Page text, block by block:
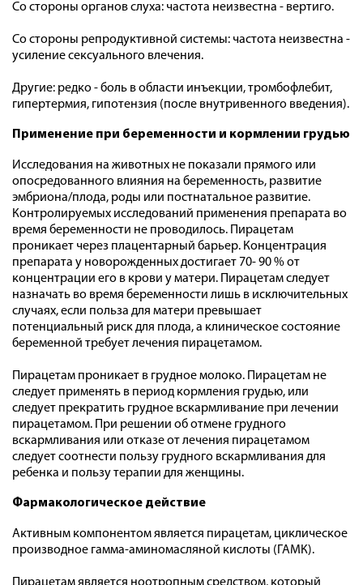
Со стороны органов слуха: частота неизвестна - вертиго.
Со стороны репродуктивной системы: частота неизвестна -
усиление сексуального влечения.
Другие: редко - боль в области инъекции, тромбофлебит,
гипертермия, гипотензия (после внутривенного введения).
Применение при беременности и кормлении грудью
Исследования на животных не показали прямого или
опосредованного влияния на беременность, развитие
эмбриона/плода, роды или постнатальное развитие.
Контролируемых исследований применения препарата во
время беременности не проводилось. Пирацетам
проникает через плацентарный барьер. Концентрация
препарата у новорожденных достигает 70- 90 % от
концентрации его в крови у матери. Пирацетам следует
назначать во время беременности лишь в исключительных
случаях, если польза для матери превышает
потенциальный риск для плода, а клиническое состояние
беременной требует лечения пирацетамом.
Пирацетам проникает в грудное молоко. Пирацетам не
следует применять в период кормления грудью, или
следует прекратить грудное вскармливание при лечении
пирацетамом. При решении об отмене грудного
вскармливания или отказе от лечения пирацетамом
следует соотнести пользу грудного вскармливания для
ребенка и пользу терапии для женщины.
Фармакологическое действие
Активным компонентом является пирацетам, циклическое
производное гамма-аминомасляной кислоты (ГАМК).